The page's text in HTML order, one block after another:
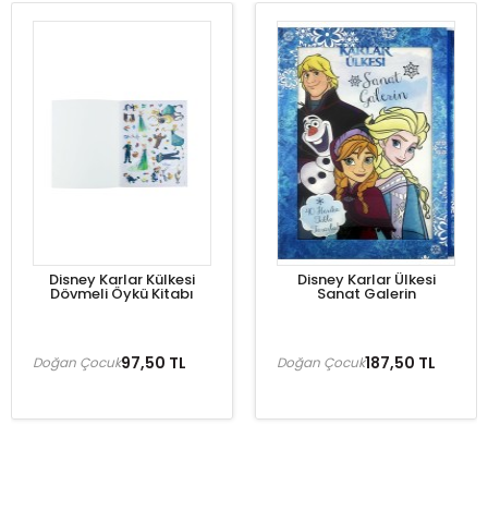
Disney Karlar Külkesi
Dövmeli Öykü Kitabı
97,50 TL
Doğan Çocuk
Disney Karlar Ülkesi
Sanat Galerin
187,50 TL
Doğan Çocuk